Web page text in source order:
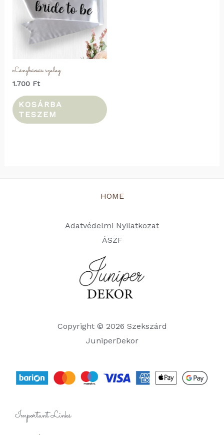
Lánybúcsús szalag
1.700 Ft
KOSÁRBA
TESZEM
HOME
Adatvédelmi Nyilatkozat
ÁSZF
Copyright © 2026 Szekszárd
JuniperDekor
Important Links